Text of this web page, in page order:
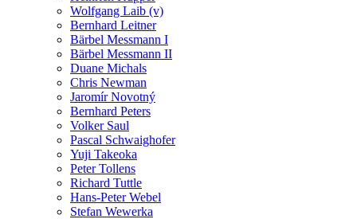
Wolfgang Laib (v)
Bernhard Leitner
Bärbel Messmann I
Bärbel Messmann II
Duane Michals
Chris Newman
Jaromír Novotný
Bernhard Peters
Volker Saul
Pascal Schwaighofer
Yuji Takeoka
Peter Tollens
Richard Tuttle
Hans-Peter Webel
Stefan Wewerka